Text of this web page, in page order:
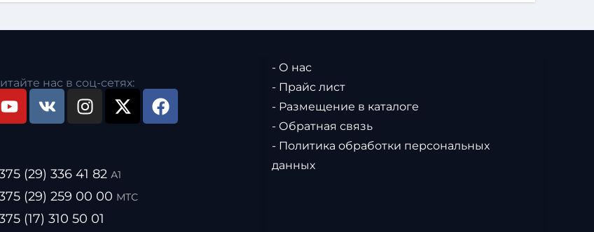
нас в соц-сетях:
(29) 336 41 82 А1
(29) 259 00 00 МТС
(17) 310 50 01
- О нас
- Прайс лист
- Размещение в каталоге
- Обратная связь
- Политика обработки персональных
данных